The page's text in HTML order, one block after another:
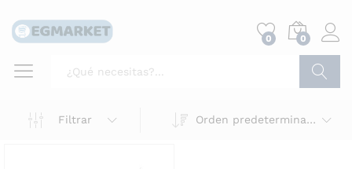
0 0
Filtrar
Orden predeterminado